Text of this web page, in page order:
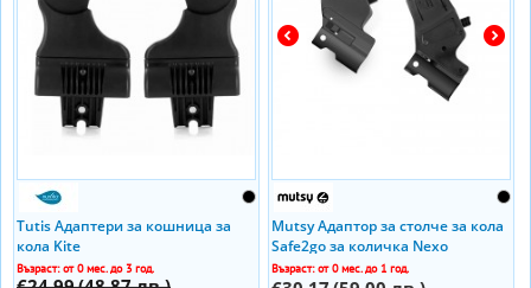
Tutis Адаптери за кошница за
кола Kite
Възраст: от 0 мес. до 3 год.
Mutsy Адаптор за столче за кола
Safe2go за количка Nexo
Възраст: от 0 мес. до 1 год.